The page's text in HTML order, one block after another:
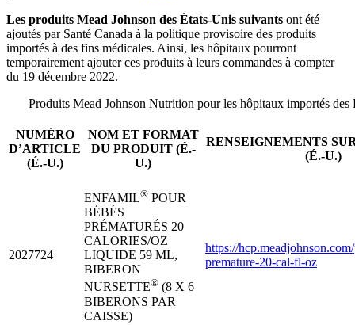
Les produits Mead Johnson des États-Unis suivants ont été
ajoutés par Santé Canada à la politique provisoire des produits
importés à des fins médicales. Ainsi, les hôpitaux pourront
temporairement ajouter ces produits à leurs commandes à compter
du 19 décembre 2022.
Produits Mead Johnson Nutrition pour les hôpitaux importés
NUMÉRO
D’ARTICLE
(É.-U.)
NOM ET FORMAT
DU PRODUIT (É.-
U.)
RENSEIGNEMENTS
(É.-U.)
2027724
ENFAMIL® POUR
BÉBÉS
PRÉMATURÉS 20
CALORIES/OZ
LIQUIDE 59 ML,
BIBERON
NURSETTE® (8 X 6
BIBERONS PAR
CAISSE)
https://
premature-20-cal-fl-oz